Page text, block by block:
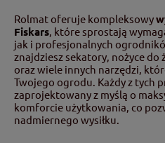
Rolmat oferuje kompleksowy
Fiskars, które sprostają
jak i profesjonalnych
znajdziesz sekatory, nożyce do
oraz wiele innych narzędzi,
Twojego ogrodu. Każdy z tych
zaprojektowany z myślą o
komforcie użytkowania, co
nadmiernego wysiłku.